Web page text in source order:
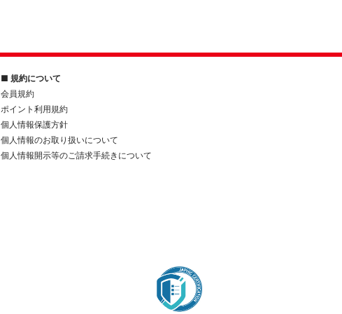
■ 規約について
会員規約
ポイント利用規約
個人情報保護方針
個人情報のお取り扱いについて
個人情報開示等のご請求手続きについて